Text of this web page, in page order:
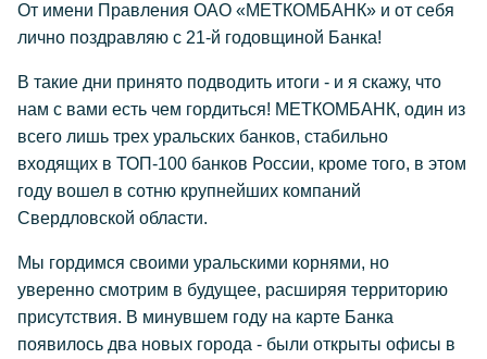
От имени Правления ОАО «МЕТКОМБАНК» и от себя
лично поздравляю с 21-й годовщиной Банка!
В такие дни принято подводить итоги - и я скажу, что
нам с вами есть чем гордиться! МЕТКОМБАНК, один из
всего лишь трех уральских банков, стабильно
входящих в ТОП-100 банков России, кроме того, в этом
году вошел в сотню крупнейших компаний
Свердловской области.
Мы гордимся своими уральскими корнями, но
уверенно смотрим в будущее, расширяя территорию
присутствия. В минувшем году на карте Банка
появилось два новых города - были открыты офисы в